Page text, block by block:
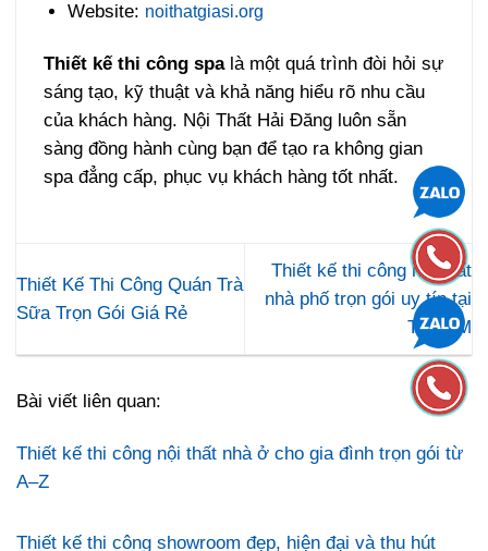
Website: noithatgiasi.org
Thiết kế thi công spalà một quá trình đòi hỏi sự
sáng tạo, kỹ thuật và khả năng hiểu rõ nhu cầu
của khách hàng. Nội Thất Hải Đăng luôn sẵn
sàng đồng hành cùng bạn để tạo ra không gian
spa đẳng cấp, phục vụ khách hàng tốt nhất.
Thiết Kế Thi Công Quán Trà
Sữa Trọn Gói Giá Rẻ
Thiết kế thi công nội thất
nhà phố trọn gói uy tín tại
TPHCM
Bài viết liên quan:
Thiết kế thi công nội thất nhà ở cho gia đình trọn gói từ
A–Z
Thiết kế thi công showroom đẹp, hiện đại và thu hút